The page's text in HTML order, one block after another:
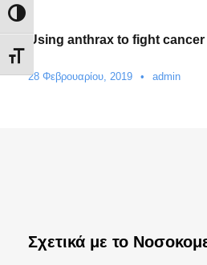
Εναλλαγή Υψηλής Αντίθεσης
Εναλλαγή Μεγέθους Γραμμάτων
Using anthrax to fight
28 Φεβρουαρίου, 2019 • admin
Σχετικά με το